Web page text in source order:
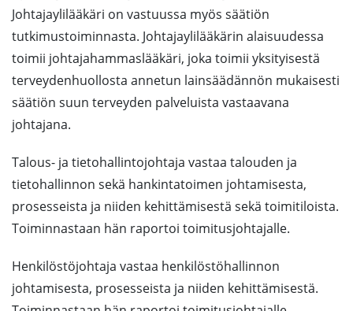
Johtajaylilääkäri on vastuussa myös säätiön
tutkimustoiminnasta. Johtajaylilääkärin alaisuudessa
toimii johtajahammaslääkäri, joka toimii yksityisestä
terveydenhuollosta annetun lainsäädännön mukaisesti
säätiön suun terveyden palveluista vastaavana
johtajana.
Talous- ja tietohallintojohtaja vastaa talouden ja
tietohallinnon sekä hankintatoimen johtamisesta,
prosesseista ja niiden kehittämisestä sekä toimitiloista.
Toiminnastaan hän raportoi toimitusjohtajalle.
Henkilöstöjohtaja vastaa henkilöstöhallinnon
johtamisesta, prosesseista ja niiden kehittämisestä.